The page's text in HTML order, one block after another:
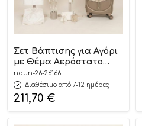
Σετ Βάπτισης για Αγόρι
με Θέμα Αερόστατο
Offwhite-Μπεζ 26166
noun-26-26166
Διαθέσιμο από 7-12 ημέρες
211,70 €